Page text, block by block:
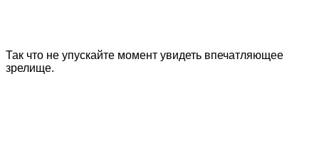
Так что не упускайте момент увидеть впечатляющее
зрелище.